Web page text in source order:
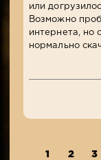
или
Возможно
интернета, но
нормально
1 2 3